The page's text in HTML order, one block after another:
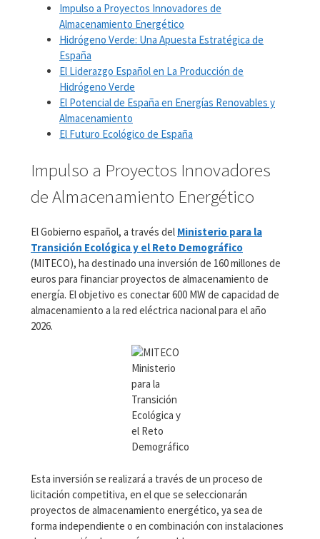
Impulso a Proyectos Innovadores de
Almacenamiento Energético
Hidrógeno Verde: Una Apuesta Estratégica de
España
El Liderazgo Español en La Producción de
Hidrógeno Verde
El Potencial de España en Energías Renovables y
Almacenamiento
El Futuro Ecológico de España
Impulso a Proyectos Innovadores
de Almacenamiento Energético
El Gobierno español, a través del Ministerio para la
Transición Ecológica y el Reto Demográfico
(MITECO), ha destinado una inversión de 160 millones de
euros para financiar proyectos de almacenamiento de
energía. El objetivo es conectar 600 MW de capacidad de
almacenamiento a la red eléctrica nacional para el año
2026.
Ministerio
para la
Transición
Ecológica y
el Reto
Demográfico
Esta inversión se realizará a través de un proceso de
licitación competitiva, en el que se seleccionarán
proyectos de almacenamiento energético, ya sea de
forma independiente o en combinación con instalaciones